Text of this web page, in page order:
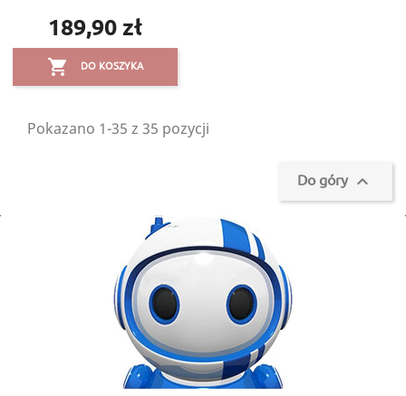
Cena
189,90 zł
 DO KOSZYKA
Pokazano 1-35 z 35 pozycji
Do góry 